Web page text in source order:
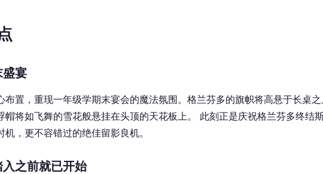
盛宴
布置，重现一年级学期末宴会的魔法氛围。格兰芬多的旗帜将高悬于长桌
帽将如飞舞的雪花般悬挂在头顶的天花板上。 此刻正是庆祝格兰芬多终结
，更不容错过的绝佳留影良机。
之前就已开始